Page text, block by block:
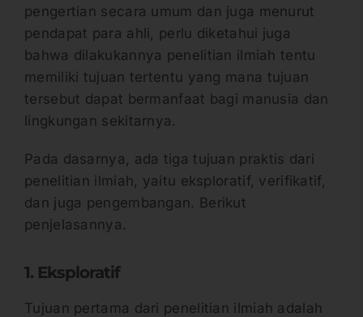
pengertian secara umum dan juga menurut
pendapat para ahli, perlu diketahui juga
bahwa dilakukannya penelitian ilmiah tentu
memiliki tujuan tertentu yang mana tujuan
tersebut dapat bermanfaat bagi manusia dan
lingkungan sekitarnya.
Pada dasarnya, ada tiga tujuan praktis dari
penelitian ilmiah, yaitu eksploratif, verifikatif,
dan juga pengembangan. Berikut
penjelasannya.
1. Eksploratif
Tujuan pertama dari penelitian ilmiah adalah